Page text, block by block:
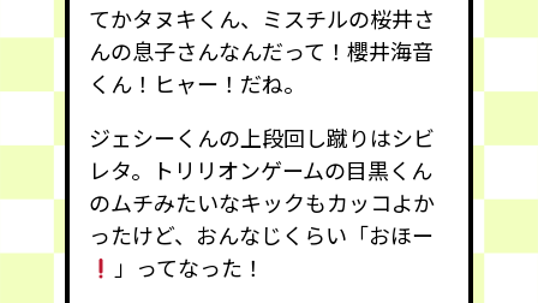
てかタヌキくん、ミスチルの桜井さ
んの息子さんなんだって！櫻井海音
くん！ヒャー！だね。
ジェシーくんの上段回し蹴りはシビ
レタ。トリリオンゲームの目黒くん
のムチみたいなキックもカッコよか
ったけど、おんなじくらい「おほー
」ってなった！